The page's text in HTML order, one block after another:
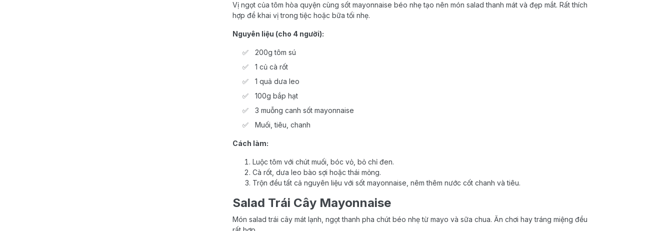
Vị ngọt của tôm hòa quyện cùng sốt mayonnaise béo nhẹ tạo nên món salad thanh mát và đẹp mắt. Rất thích
hợp để khai vị trong tiệc hoặc bữa tối nhẹ.
Nguyên liệu (cho 4 người):
200g tôm sú
1 củ cà rốt
1 quả dưa leo
100g bắp hạt
3 muỗng canh sốt mayonnaise
Muối, tiêu, chanh
Cách làm:
Luộc tôm với chút muối, bóc vỏ, bỏ chỉ đen.
Cà rốt, dưa leo bào sợi hoặc thái mỏng.
Trộn đều tất cả nguyên liệu với sốt mayonnaise, nêm thêm nước cốt chanh và tiêu.
Salad Trái Cây Mayonnaise
Món salad trái cây mát lạnh, ngọt thanh pha chút béo nhẹ từ mayo và sữa chua. Ăn chơi hay tráng miệng đều